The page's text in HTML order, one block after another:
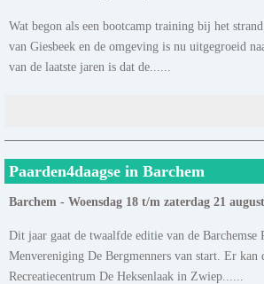
Wat begon als een bootcamp training bij het
van Giesbeek en de omgeving is nu uitgegroeid
van de laatste jaren is dat de......
Paarden4daagse in Barchem
Barchem - Woensdag 18 t/m zaterdag 21
Dit jaar gaat de twaalfde editie van de Barchemse
Menvereniging De Bergmenners van start. Er kan
Recreatiecentrum De Heksenlaak in Zwiep......